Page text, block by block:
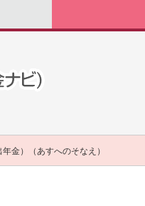
金）（あすへのそなえ）